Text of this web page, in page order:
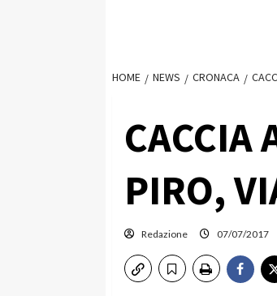
HOME NEWS CRONACA
CACCIA
PIRO,
Redazione 07/07/2017